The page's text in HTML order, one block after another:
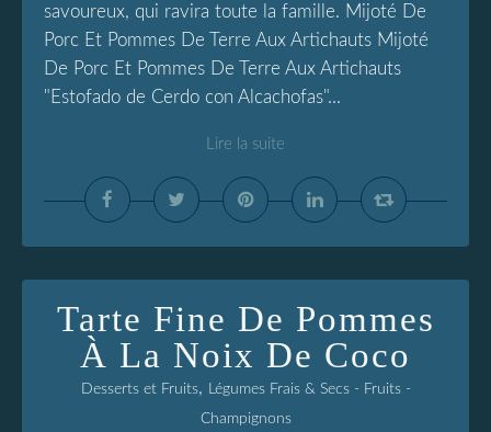
savoureux, qui ravira toute la famille. Mijoté De
Porc Et Pommes De Terre Aux Artichauts Mijoté
De Porc Et Pommes De Terre Aux Artichauts
"Estofado de Cerdo con Alcachofas"...
Lire la suite
Tarte Fine De Pommes
À La Noix De Coco
Desserts et Fruits, Légumes Frais & Secs - Fruits -
Champignons